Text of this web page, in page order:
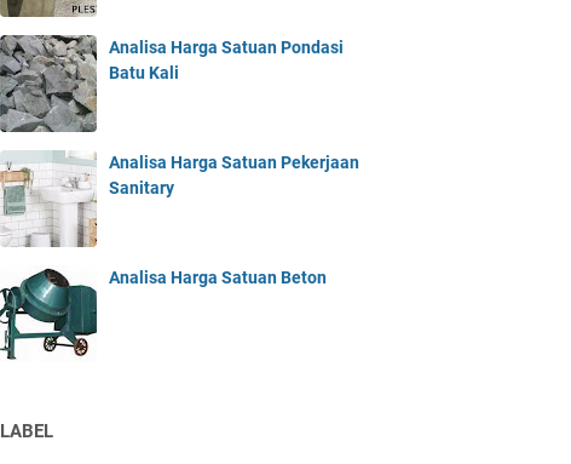
Analisa Harga Satuan Pondasi
Batu Kali
Analisa Harga Satuan Pekerjaan
Sanitary
Analisa Harga Satuan Beton
LABEL